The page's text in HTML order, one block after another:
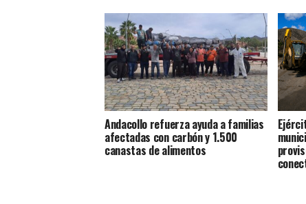
Andacollo refuerza ayuda a familias
afectadas con carbón y 1.500
canastas de alimentos